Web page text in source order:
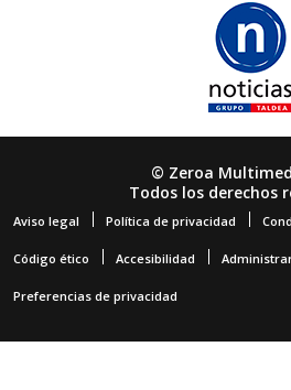
© Zeroa
Todos los derechos
Aviso legal Política de privacidad
Código ético Accesibilidad
Preferencias de privacidad